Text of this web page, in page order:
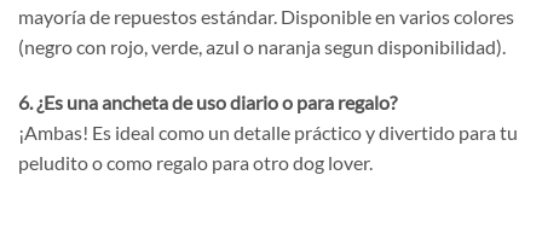
mayoría de repuestos estándar. Disponible en varios colores
(negro con rojo, verde, azul o naranja segun disponibilidad).
6. ¿Es una ancheta de uso diario o para regalo?
¡Ambas! Es ideal como un detalle práctico y divertido para tu
peludito o como regalo para otro dog lover.